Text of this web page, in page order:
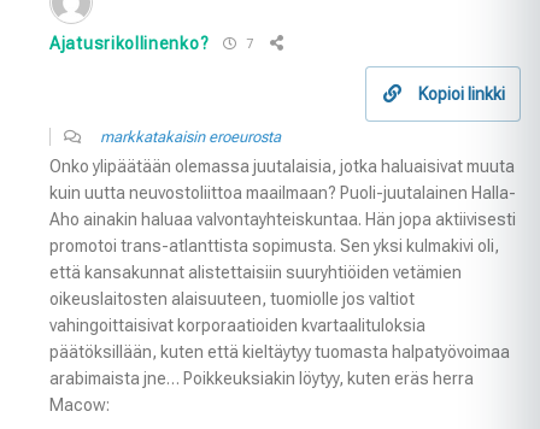
Ajatusrikollinenko? 7
Kopioi linkki
markkatakaisin eroeurosta
Onko ylipäätään olemassa juutalaisia, jotka haluaisivat muuta
kuin uutta neuvostoliittoa maailmaan? Puoli-juutalainen Halla-
Aho ainakin haluaa valvontayhteiskuntaa. Hän jopa aktiivisesti
promotoi trans-atlanttista sopimusta. Sen yksi kulmakivi oli,
että kansakunnat alistettaisiin suuryhtiöiden vetämien
oikeuslaitosten alaisuuteen, tuomiolle jos valtiot
vahingoittaisivat korporaatioiden kvartaalituloksia
päätöksillään, kuten että kieltäytyy tuomasta halpatyövoimaa
arabimaista jne… Poikkeuksiakin löytyy, kuten eräs herra
Macow: